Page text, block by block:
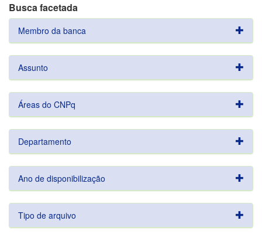
Busca facetada
Membro da banca
Assunto
Áreas do CNPq
Departamento
Ano de disponibilização
Tipo de arquivo